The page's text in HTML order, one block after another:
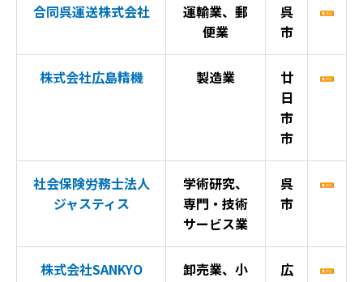
合同呉運送株式会社
運輸業、郵
便業
呉
市
株式会社広島精機 製造業
廿
日
市
市
社会保険労務士法人
ジャスティス
学術研究、
専門・技術
サービス業
呉
市
株式会社SANKYO
卸売業、小
広